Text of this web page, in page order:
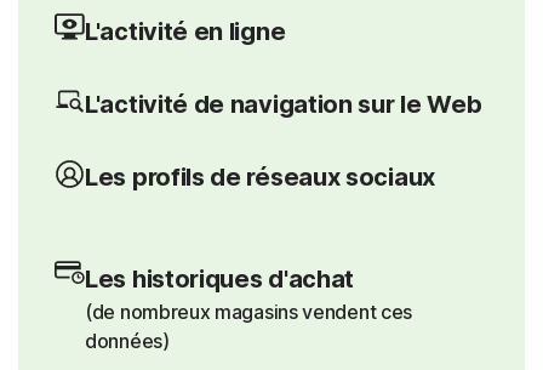
L'activité en ligne
L'activité de navigation sur le Web
Les profils de réseaux sociaux
Les historiques d'achat
(de nombreux magasins vendent ces
données)